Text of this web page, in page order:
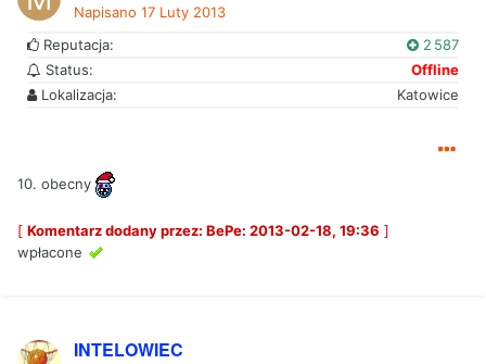
Napisano 17 Luty 2013
Reputacja:
2 587
Status:
Offline
Lokalizacja:
Katowice
10. obecny
[ Komentarz dodany przez: BePe: 2013-02-18, 19:36 ]
wpłacone
INTELOWIEC